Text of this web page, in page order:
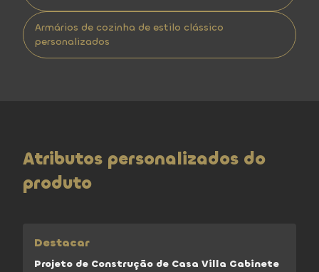
Armários de cozinha de estilo clássico
personalizados
Atributos personalizados do
produto
Destacar
Projeto de Construção de Casa Villa Gabinete